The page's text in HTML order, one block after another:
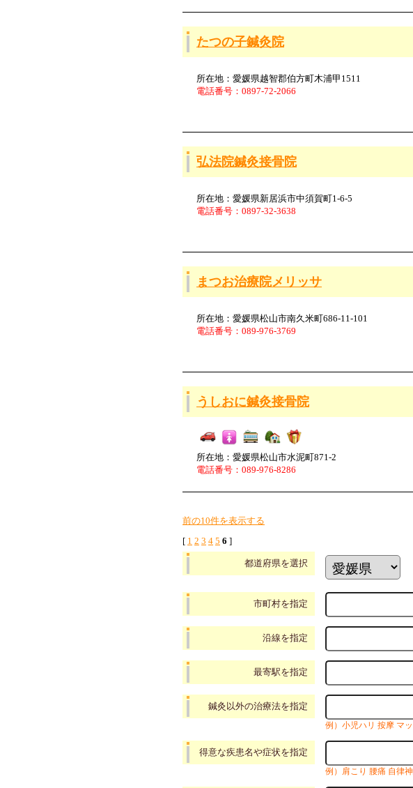
たつの子鍼灸院
所在地：愛媛県越智郡伯方町木浦甲1511
電話番号：0897-72-2066
弘法院鍼灸接骨院
所在地：愛媛県新居浜市中須賀町1-6-5
電話番号：0897-32-3638
まつお治療院メリッサ
所在地：愛媛県松山市南久米町686-11-101
電話番号：089-976-3769
うしおに鍼灸接骨院
所在地：愛媛県松山市水泥町871-2
電話番号：089-976-8286
前の10件を表示する
[ 1 2 3 4 5 6 ]
都道府県を選択
市町村を指定
沿線を指定
最寄駅を指定
鍼灸以外の治療法を指定
例）小児ハリ 按摩 マ
得意な疾患名や症状を指定
例）肩こり 腰痛 自律